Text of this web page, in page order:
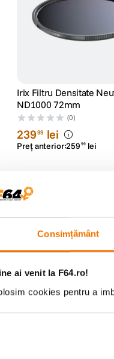
Consimțământ
ai venit la F64.ro!
cookies pentru a
Irix Filtru Densitate
ND1000 72mm
(0)
23999 lei
Preț anterior:259 99 lei
obiectiv se potriveste
112 °, mai larg decat
durabilitate si
si pentru a evita efectul de
filtre circulare standard